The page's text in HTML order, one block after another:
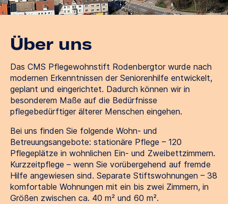
Über uns
Das CMS Pflegewohnstift Rodenbergtor wurde nach
modernen Erkenntnissen der Seniorenhilfe entwickelt,
geplant und eingerichtet. Dadurch können wir in
besonderem Maße auf die Bedürfnisse
pflegebedürftiger älterer Menschen eingehen.
Bei uns finden Sie folgende Wohn- und
Betreuungsangebote: stationäre Pflege – 120
Pflegeplätze in wohnlichen Ein- und Zweibettzimmern.
Kurzzeitpflege – wenn Sie vorübergehend auf fremde
Hilfe angewiesen sind. Separate Stiftswohnungen – 38
komfortable Wohnungen mit ein bis zwei Zimmern, in
Größen zwischen ca. 40 m² und 60 m².